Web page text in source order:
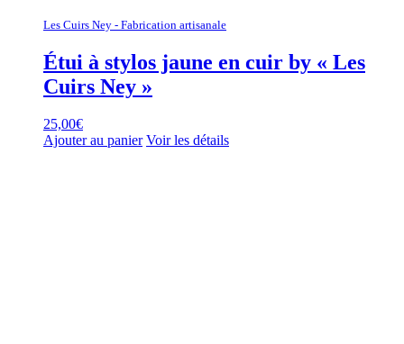
Les Cuirs Ney - Fabrication artisanale
Étui à stylos jaune en cuir by « Les
Cuirs Ney »
25,00€
Ajouter au panier Voir les détails